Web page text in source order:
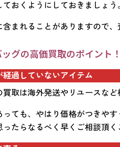
おくようにしておきましょう
まれることがありますので
グの高価買取のポイント！
過していないアイテム
取は海外発送やリユースなど
っても、やはり価格がつきや
ったらなるべく早くご相談頂く